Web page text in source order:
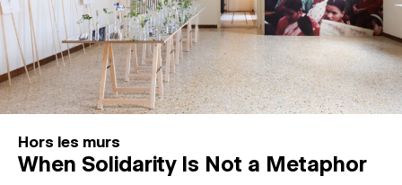
Hors les murs
When Solidarity Is Not a Metaphor